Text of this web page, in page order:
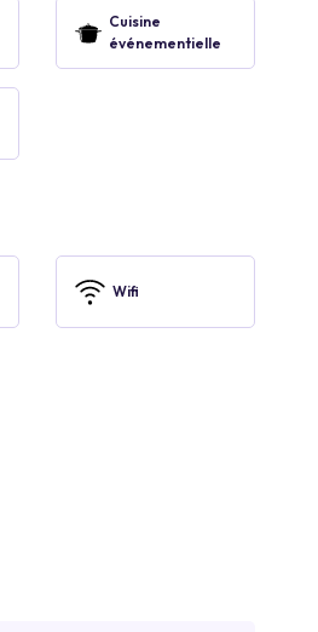
Cuisine
événementielle
Wifi